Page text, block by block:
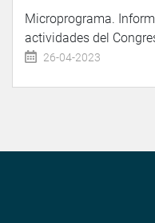
Microprograma.
actividades del
26-04-2023